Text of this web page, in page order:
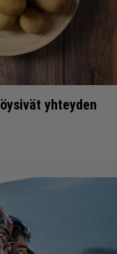
yhteyden